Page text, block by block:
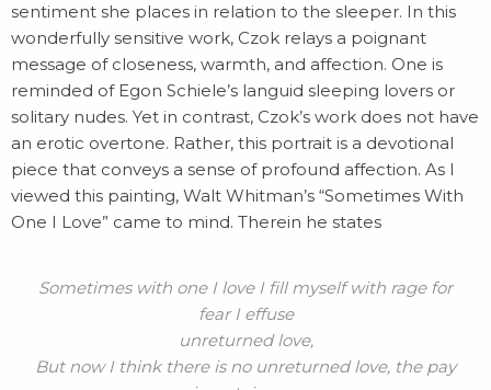
sentiment she places in relation to the sleeper. In this
wonderfully sensitive work, Czok relays a poignant
message of closeness, warmth, and affection. One is
reminded of Egon Schiele’s languid sleeping lovers or
solitary nudes. Yet in contrast, Czok’s work does not have
an erotic overtone. Rather, this portrait is a devotional
piece that conveys a sense of profound affection. As I
viewed this painting, Walt Whitman’s “Sometimes With
One I Love” came to mind. Therein he states
Sometimes with one I love I fill myself with rage for
fear I effuse
unreturned love,
But now I think there is no unreturned love, the pay